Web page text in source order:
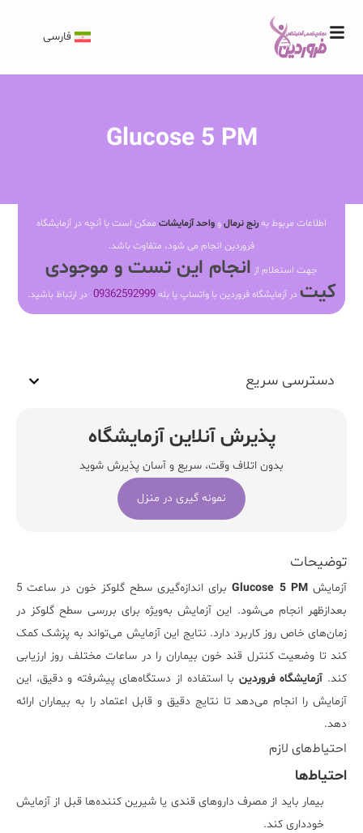
فارسی
Glucose 5 PM
اطلاعات مربوط بهرنج نرمالو واحد آزمایشات ممکن است با آنچه در آزمایشگاه
فروردین انجام می شود، متفاوت باشد.
جهت استعلام از انجام این تست و موجودی
کیت در آزمایشگاه فروردین با واتساپ یا بله09362592999 در ارتباط باشید.
توضیحات
آزمایشGlucose 5 PM
برای اندازه‌گیری سطح گلوکز خون در ساعت 5
بعدازظهر انجام می‌شود. این آزمایش به‌ویژه برای بررسی سطح گلوکز در
زمان‌های خاص روز کاربرد دارد. نتایج این آزمایش می‌تواند به پزشک کمک
کند تا وضعیت کنترل قند خون بیماران را در ساعات مختلف روز ارزیابی
کند. آزمایشگاه فروردین با استفاده از دستگاه‌های پیشرفته و دقیق، این
آزمایش را انجام می‌دهد تا نتایج دقیق و قابل اعتماد را به بیماران ارائه
دهد.
احتیاط‌های لازم
احتیاط‌ها
بیمار باید از مصرف داروهای قندی یا شیرین کننده‌ها قبل از آزمایش
خودداری کند.
دسترسی سریع
پذیرش آنلاین آزمایشگاه
بدون اتلاف وقت، سریع و آسان پذیرش شوید
نمونه گیری در منزل